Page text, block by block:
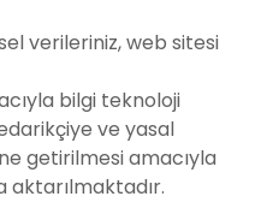
verileriniz, web sitesi
bilgi teknoloji
ve yasal
getirilmesi amacıyla
aktarılmaktadır.